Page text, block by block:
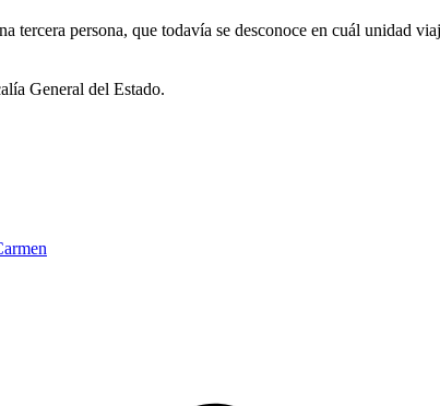
persona, que todavía se desconoce en cuál unidad
General del Estado.